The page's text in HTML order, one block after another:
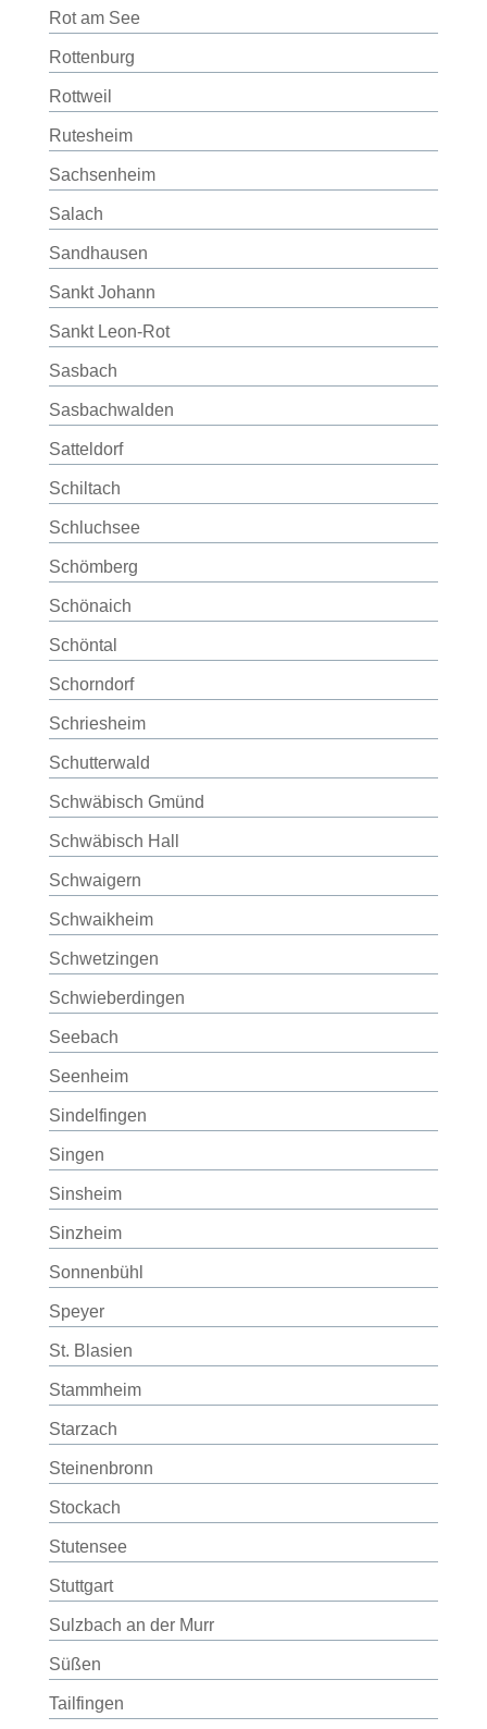
Rot am See
Rottenburg
Rottweil
Rutesheim
Sachsenheim
Salach
Sandhausen
Sankt Johann
Sankt Leon-Rot
Sasbach
Sasbachwalden
Satteldorf
Schiltach
Schluchsee
Schömberg
Schönaich
Schöntal
Schorndorf
Schriesheim
Schutterwald
Schwäbisch Gmünd
Schwäbisch Hall
Schwaigern
Schwaikheim
Schwetzingen
Schwieberdingen
Seebach
Seenheim
Sindelfingen
Singen
Sinsheim
Sinzheim
Sonnenbühl
Speyer
St. Blasien
Stammheim
Starzach
Steinenbronn
Stockach
Stutensee
Stuttgart
Sulzbach an der Murr
Süßen
Tailfingen